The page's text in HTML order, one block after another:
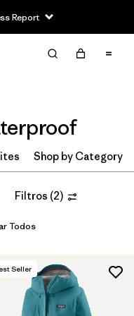
Report
Limpiar Todos
Shop by Category
Filtros (2)
Todos
Seller